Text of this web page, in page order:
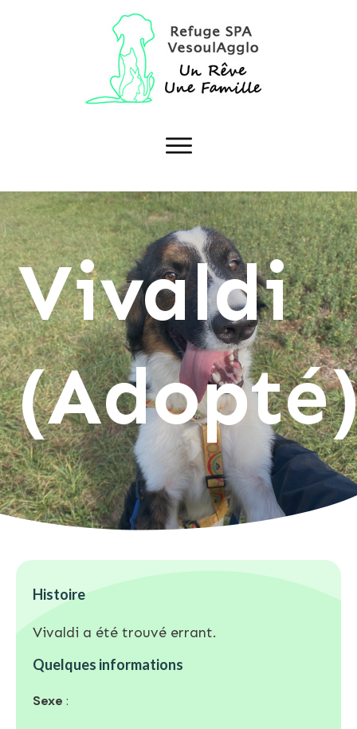
Vivaldi
Histoire
Vivaldi a été trouvé errant.
Quelques informations
Sexe :